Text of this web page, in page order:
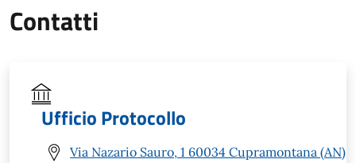
Contatti
Ufficio Protocollo
Via Nazario Sauro, 1 60034 Cupramontana (AN)